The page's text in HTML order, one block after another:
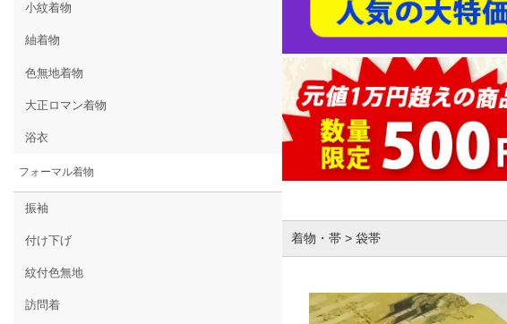
小紋着物
紬着物
色無地着物
大正ロマン着物
浴衣
フォーマル着物
振袖
付け下げ
紋付色無地
訪問着
着物・帯 > 袋帯